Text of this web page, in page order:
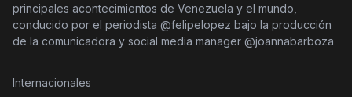
principales acontecimientos de Venezuela y el mundo,
conducido por el periodista @felipelopez bajo la producción
de la comunicadora y social media manager @joannabarboza
Internacionales